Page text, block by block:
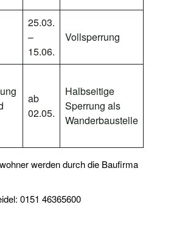
25.03.
–
15.06.
Vollsperrung
ab
02.05.
Halbseitige
Sperrung als
Wanderbaustelle
werden durch die Baufirma
0151 46365600